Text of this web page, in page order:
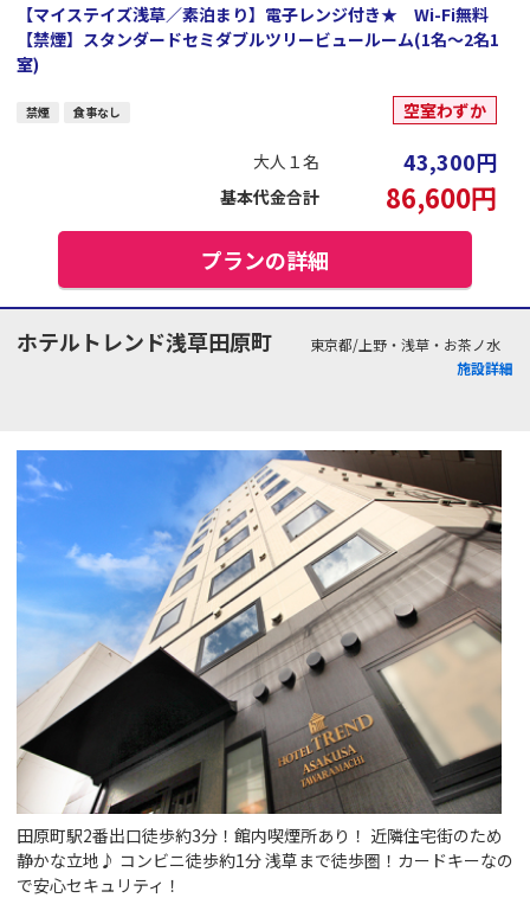
【マイステイズ浅草／素泊まり】電子レンジ付き★ Wi-Fi無料
【禁煙】スタンダードセミダブルツリービュールーム(1名～2名1
室)
禁煙 食事なし 空室わずか
大人１名 43,300円
基本代金合計 86,600円
プランの詳細
ホテルトレンド浅草田原町
東京都/上野・浅草・お茶ノ水
施設詳細
田原町駅2番出口徒歩約3分！館内喫煙所あり！ 近隣住宅街のため
静かな立地♪ コンビニ徒歩約1分 浅草まで徒歩圏！カードキーなの
で安心セキュリティ！